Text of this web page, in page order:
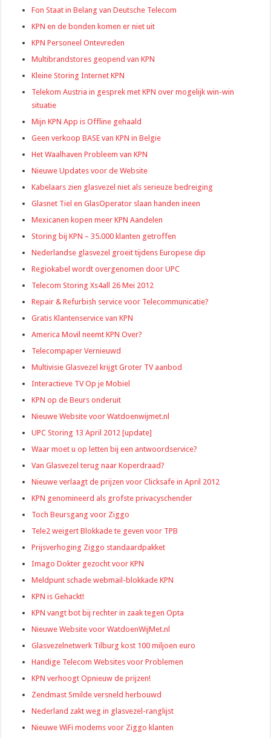
Fon Staat in Belang van Deutsche Telecom
KPN en de bonden komen er niet uit
KPN Personeel Ontevreden
Multibrandstores geopend van KPN
Kleine Storing Internet KPN
Telekom Austria in gesprek met KPN over mogelijk win-win
situatie
Mijn KPN App is Offline gehaald
Geen verkoop BASE van KPN in Belgie
Het Waalhaven Probleem van KPN
Nieuwe Updates voor de Website
Kabelaars zien glasvezel niet als serieuze bedreiging
Glasnet Tiel en GlasOperator slaan handen ineen
Mexicanen kopen meer KPN Aandelen
Storing bij KPN – 35.000 klanten getroffen
Nederlandse glasvezel groeit tijdens Europese dip
Regiokabel wordt overgenomen door UPC
Telecom Storing Xs4all 26 Mei 2012
Repair & Refurbish service voor Telecommunicatie?
Gratis Klantenservice van KPN
America Movil neemt KPN Over?
Telecompaper Vernieuwd
Multivisie Glasvezel krijgt Groter TV aanbod
Interactieve TV Op je Mobiel
KPN op de Beurs onderuit
Nieuwe Website voor Watdoenwijmet.nl
UPC Storing 13 April 2012 [update]
Waar moet u op letten bij een antwoordservice?
Van Glasvezel terug naar Koperdraad?
Nieuwe verlaagt de prijzen voor Clicksafe in April 2012
KPN genomineerd als grofste privacyschender
Toch Beursgang voor Ziggo
Tele2 weigert Blokkade te geven voor TPB
Prijsverhoging Ziggo standaardpakket
Imago Dokter gezocht voor KPN
Meldpunt schade webmail-blokkade KPN
KPN is Gehackt!
KPN vangt bot bij rechter in zaak tegen Opta
Nieuwe Website voor WatdoenWijMet.nl
Glasvezelnetwerk Tilburg kost 100 miljoen euro
Handige Telecom Websites voor Problemen
KPN verhoogt Opnieuw de prijzen!
Zendmast Smilde versneld herbouwd
Nederland zakt weg in glasvezel-ranglijst
Nieuwe WiFi modems voor Ziggo klanten